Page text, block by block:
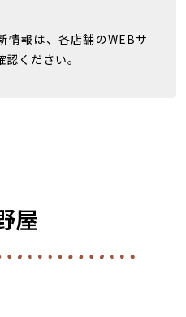
情報は、各店舗のWEBサ
ください。
屋